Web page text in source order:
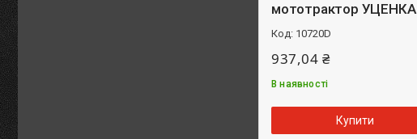
мототрактор УЦЕНКА
10720D
937,04 ₴
В наявності
Купити